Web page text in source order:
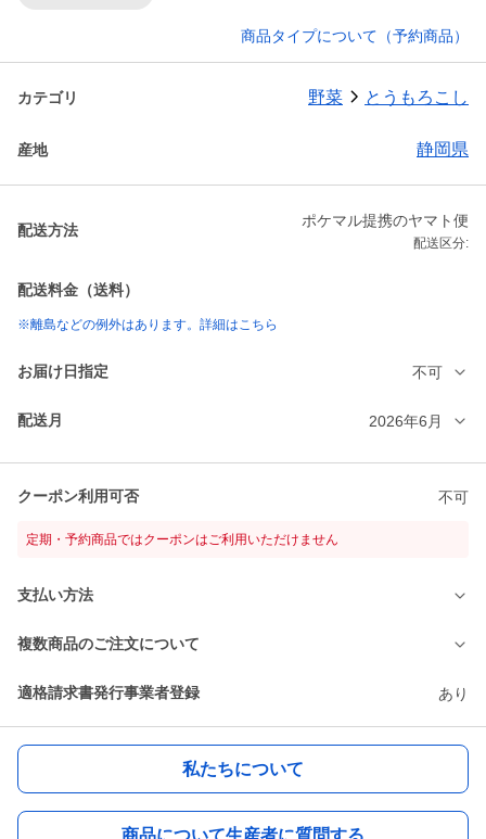
商品タイプについて（予約商品）
カテゴリ 野菜 とうもろこし
産地 静岡県
配送方法
ポケマル提携のヤマト便
配送区分:
配送料金（送料）
※離島などの例外はあります。詳細はこちら
お届け日指定 不可
配送月 2026年6月
クーポン利用可否 不可
定期・予約商品ではクーポンはご利用いただけません
支払い方法
複数商品のご注文について
適格請求書発行事業者登録 あり
私たちについて
商品について生産者に質問する